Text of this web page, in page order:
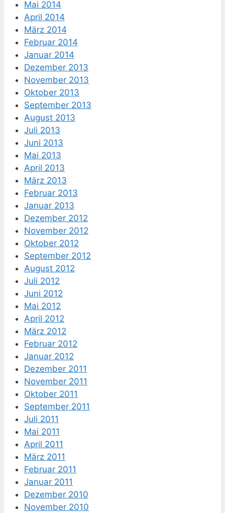
Mai 2014
April 2014
März 2014
Februar 2014
Januar 2014
Dezember 2013
November 2013
Oktober 2013
September 2013
August 2013
Juli 2013
Juni 2013
Mai 2013
April 2013
März 2013
Februar 2013
Januar 2013
Dezember 2012
November 2012
Oktober 2012
September 2012
August 2012
Juli 2012
Juni 2012
Mai 2012
April 2012
März 2012
Februar 2012
Januar 2012
Dezember 2011
November 2011
Oktober 2011
September 2011
Juli 2011
Mai 2011
April 2011
März 2011
Februar 2011
Januar 2011
Dezember 2010
November 2010